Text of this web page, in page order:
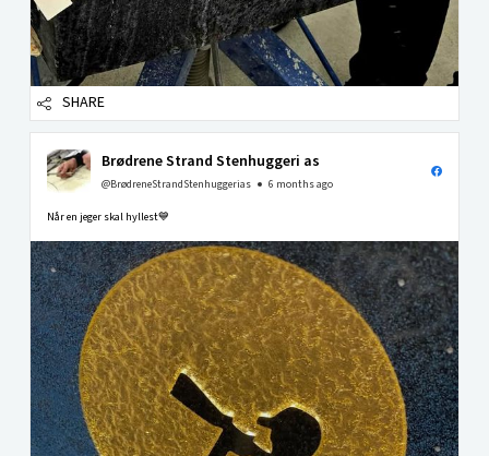
SHARE
Brødrene Strand Stenhuggeri as
@BrødreneStrandStenhuggerias 6 months ago
Når en jeger skal hyllest💙